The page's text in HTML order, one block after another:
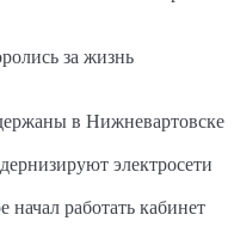
за жизнь
в Нижневартовске
электросети
начал работать кабинет